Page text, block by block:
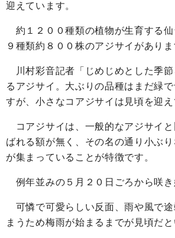
迎えています。
約１２００種類の植物が生育する仙
９種類約８００株のアジサイがありま
川村彩音記者「じめじめとした季
るアジサイ。大ぶりの品種はまだ緑
すが、小さなコアジサイは見頃を迎え
コアジサイは、一般的なアジサイ
ばれる額が無く、その名の通り小ぶ
が集まっていることが特徴です。
例年並みの５月２０日ごろから咲き
可憐で可愛らしい反面、雨や風で途
まうため梅雨が始まるまでが見頃だと